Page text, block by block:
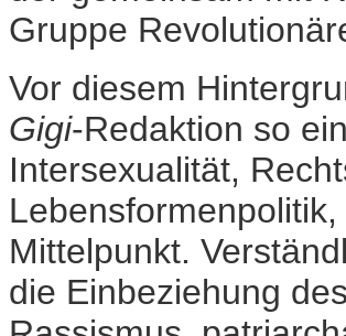
Gruppe
Vor diesem
Gigi-Redaktion so
Intersexualität,
Mittelpunkt.
die Einbeziehung